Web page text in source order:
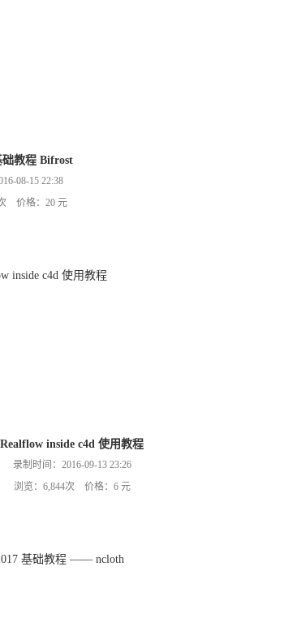
础教程 Bifrost
08-15 22:38
价格：20 元
Realflow inside c4d 使用教程
录制时间：2016-09-13 23:26
浏览：6,844次 价格：6 元